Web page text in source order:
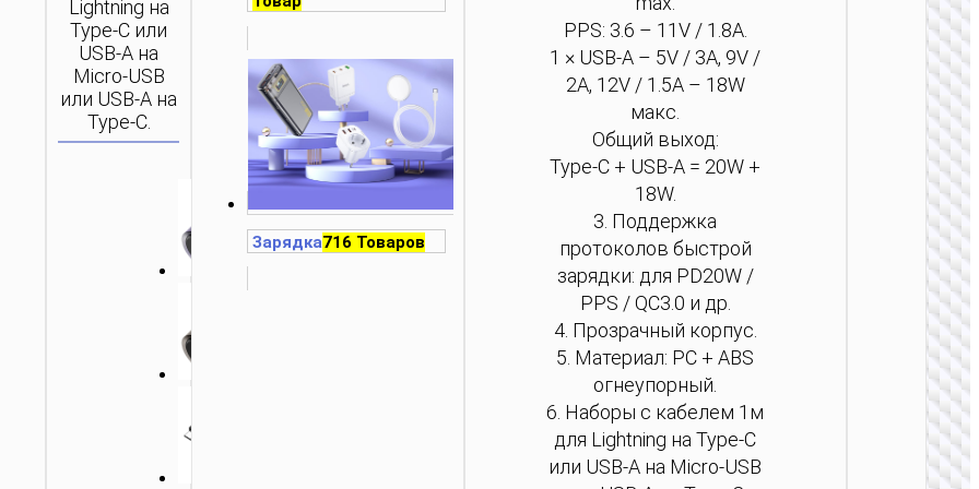
Lightning на
Type-C или
USB-A на
Micro-USB
или USB-A на
Type-C.
Зарядка716 Товаров
PPS: 3.6 – 11V / 1.8A.
1 × USB-A – 5V / 3A, 9V /
2A, 12V / 1.5A – 18W
макс.
Общий выход:
Type-C + USB-A = 20W +
18W.
3. Поддержка
протоколов быстрой
зарядки: для PD20W /
PPS / QC3.0 и др.
4. Прозрачный корпус.
5. Материал: PC + ABS
огнеупорный.
6. Наборы с кабелем 1м
для Lightning на Type-C
или USB-A на Micro-USB